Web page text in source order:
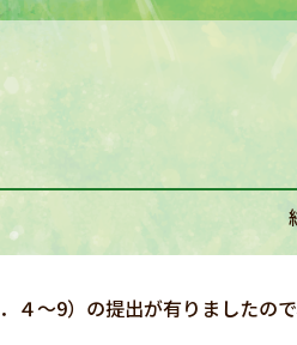
～9）の提出が有りましたので